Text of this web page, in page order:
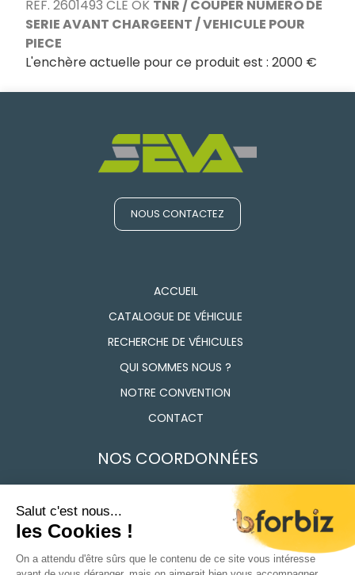
REF. 2601493 CLE OK TNR / COUPER NUMERO DE
SERIE AVANT CHARGEENT / VEHICULE POUR
PIECE
L'enchère actuelle pour ce produit est :2000 €
NOUS CONTACTEZ
ACCUEIL
CATALOGUE DE VÉHICULE
RECHERCHE DE VÉHICULES
QUI SOMMES NOUS ?
NOTRE CONVENTION
CONTACT
NOS COORDONNÉES
7 Route des Frères Lumière, 91160 Longjumeau
Du Lundi au vendredi 9h - 12h / 14h - 18h